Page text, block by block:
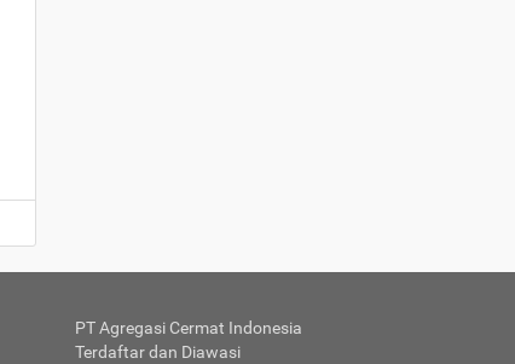
PT Agregasi Cermat Indonesia
Terdaftar dan Diawasi